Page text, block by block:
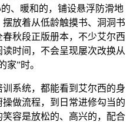
、暖和的，铺设悬浮防滑地
放着从低龄触摸书、洞洞书
秋段正版册本，不少艾尔西
时间，不会呈现屡次改换从
家”时。
系统，都能看到艾尔西的身
做流程，到日常进修勾当的
容是放松的、高兴的，配合